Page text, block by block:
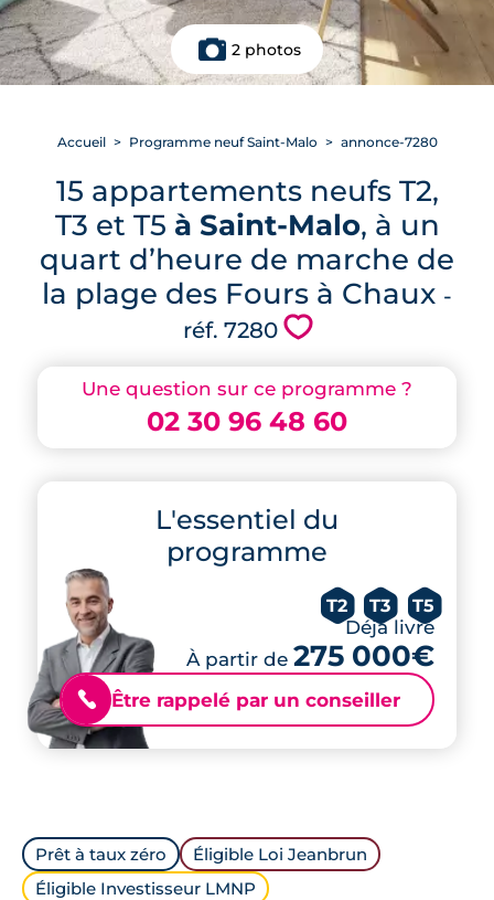
2 photos
Une question sur ce programme ?
02 30 96 48 60
L'essentiel du
programme
T2 T3 T5
Déjà livré
À partir de 275 000€
📞 Être rappelé par un conseiller
Accueil Programme neuf Saint-Malo annonce-7280
15 appartements neufs T2,
T3 et T5 à Saint-Malo, à un
quart d’heure de marche de
la plage des Fours à Chaux -
réf. 7280 💗
Prêt à taux zéro
Éligible Loi Jeanbrun
Éligible Investisseur LMNP